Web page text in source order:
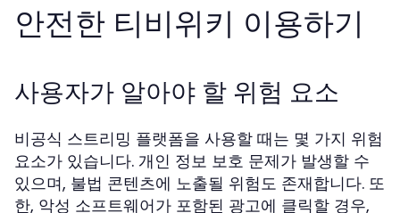
안전한 티비위키 이용하기
사용자가 알아야 할 위험 요소
비공식 스트리밍 플랫폼을 사용할 때는 몇 가지 위험
요소가 있습니다. 개인 정보 보호 문제가 발생할 수
있으며, 불법 콘텐츠에 노출될 위험도 존재합니다. 또
한, 악성 소프트웨어가 포함된 광고에 클릭할 경우,